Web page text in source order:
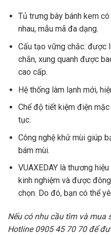
Tủ trưng bày bánh kem
nhau, mẫu mã đa dạng.
Cấu tạo vững chắc: được
chắn, xung quanh được
cao cấp.
Hệ thống làm lạnh mới,
Chế độ tiết kiệm điện
tục.
Công nghệ khử mùi giúp
bám mùi.
VUAXEDAY là thương
kinh nghiệm và được
chọn. Do đó, bạn có thể
Nếu có nhu cầu tìm và mua
Hotline 0905 45 70 70 để